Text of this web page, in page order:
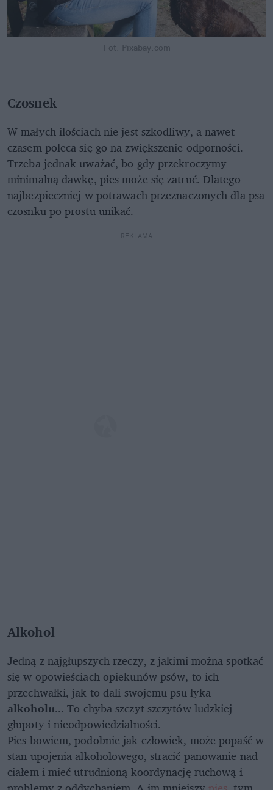
Fot. Pixabay.com
Czosnek
W małych ilościach nie jest szkodliwy, a nawet
czasem poleca się go na zwiększenie odporności.
Trzeba jednak uważać, bo gdy przekroczymy
minimalną dawkę, pies może się zatruć. Dlatego
najbezpieczniej w potrawach przeznaczonych dla psa
czosnku po prostu unikać.
REKLAMA
Alkohol
Jedną z najgłupszych rzeczy, z jakimi można spotkać
się w opowieściach opiekunów psów, to ich
przechwałki, jak to dali swojemu psu łyka
alkoholu... To chyba szczyt szczytów ludzkiej
głupoty i nieodpowiedzialności.
Pies bowiem, podobnie jak człowiek, może popaść w
stan upojenia alkoholowego, stracić panowanie nad
ciałem i mieć utrudnioną koordynację ruchową i